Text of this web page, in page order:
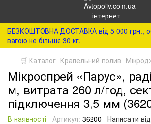
БЕЗКОШТОВНА ДОСТАВКА від 5 000 грн.,
вагою не більше 30 кг.
🛒 Каталог Крапельний полив
Мікроспрей «Парус»,
м, витрата 260 л/год,
підключення 3,5 мм
В наявності Артикул: 36200 Написати